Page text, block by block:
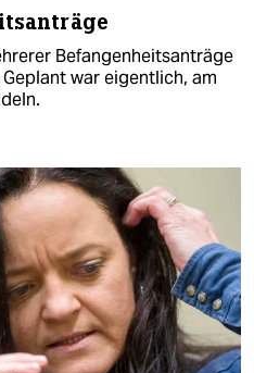
Befangenheitsanträge
war eigentlich, am